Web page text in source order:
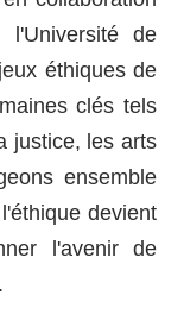
de
éthiques de
clés tels
justice, les arts
ensemble
devient
l'avenir de